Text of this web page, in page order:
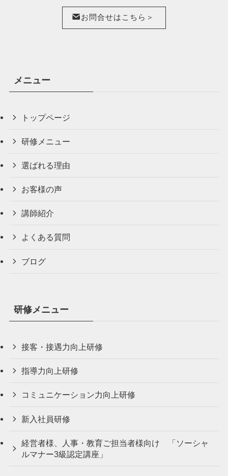
お問合せはこちら＞
メニュー
トップページ
研修メニュー
選ばれる理由
お客様の声
講師紹介
よくある質問
ブログ
研修メニュー
接客・接遇力向上研修
指導力向上研修
コミュニケーション力向上研修
新入社員研修
経営者様、人事・教育ご担当者様向け 「ソーシャ
ルマナー3級認定講座」